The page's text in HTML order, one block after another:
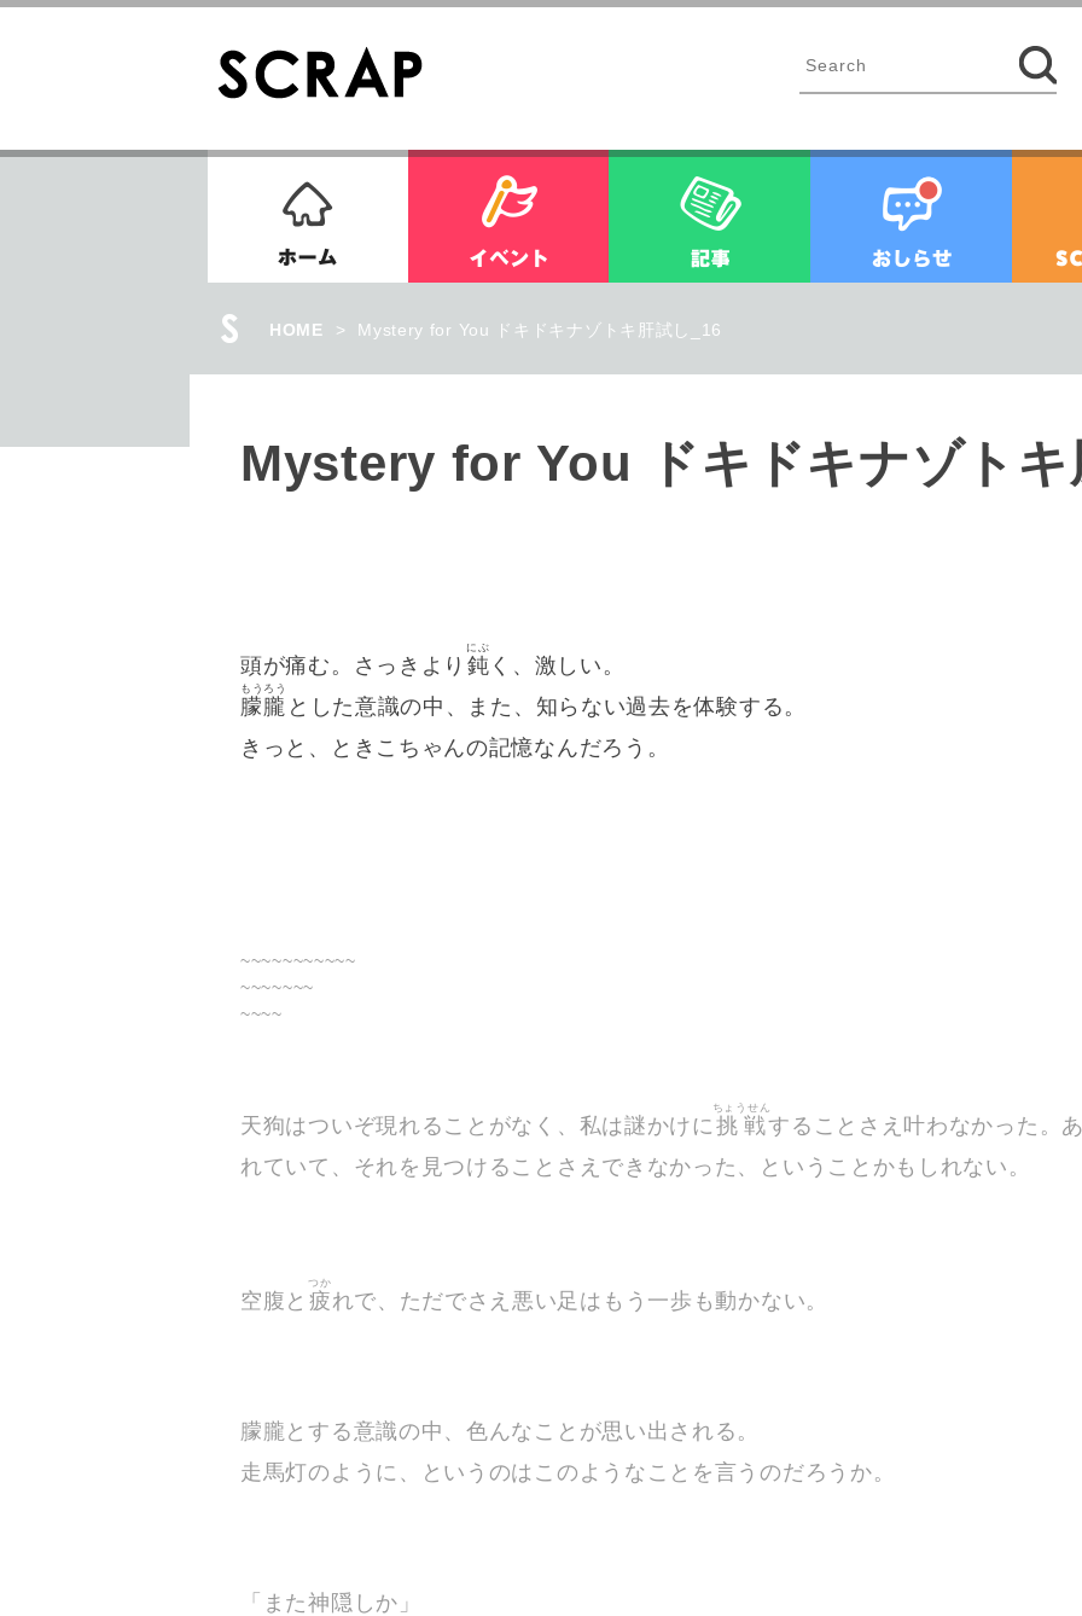
ホーム イベント 記事 お知らせ
HOME > Mystery for You ドキドキナゾトキ肝試し_16
Mystery for You ドキドキナ
頭が痛む。さっきより 鈍
にぶ
く、激しい。
朦朧
もうろう
とした意識の中、また、知らない過去を体験する。
きっと、ときこちゃんの記憶なんだろう。
~~~~~~~~~~~
~~~~~~~
~~~~
天狗はついぞ現れることがなく、私は謎かけに 挑戦
ちょうせん
することさえ叶わなかった。
れていて、それを見つけることさえできなかった、ということかもしれない。
空腹と 疲
つか
れで、ただでさえ悪い足はもう一歩も動かない。
朦朧とする意識の中、色んなことが思い出される。
走馬灯のように、というのはこのようなことを言うのだろうか。
「また神隠しか」